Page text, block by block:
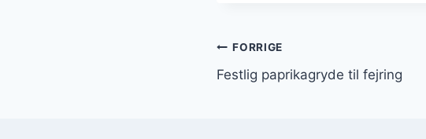
Indlægsnavigation
FORRIGE
Festlig paprikagryde til fejring